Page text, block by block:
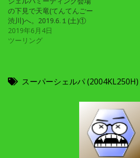
の下見で天竜(てんてんごー
渋川)へ。2019.6.１(土)①
2019年6月4日
ツーリング
スーパーシェルパ (2004KL250H)